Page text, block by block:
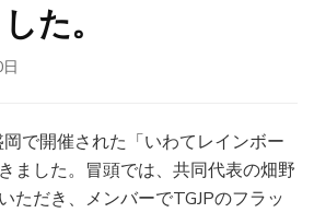
た。
で開催された「いわてレインボー
ました。冒頭では、共同代表の畑野
ただき、メンバーでTGJPのフラッ